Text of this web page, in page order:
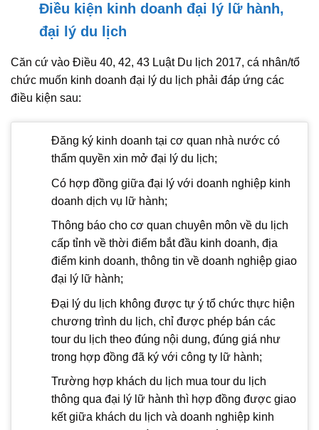
Điều kiện kinh doanh đại lý lữ hành,
đại lý du lịch
Căn cứ vào Điều 40, 42, 43 Luật Du lịch 2017, cá nhân/tổ
chức muốn kinh doanh đại lý du lịch phải đáp ứng các
điều kiện sau:
Đăng ký kinh doanh tại cơ quan nhà nước có
thẩm quyền xin mở đại lý du lịch;
Có hợp đồng giữa đại lý với doanh nghiệp kinh
doanh dịch vụ lữ hành;
Thông báo cho cơ quan chuyên môn về du lịch
cấp tỉnh về thời điểm bắt đầu kinh doanh, địa
điểm kinh doanh, thông tin về doanh nghiệp giao
đại lý lữ hành;
Đại lý du lịch không được tự ý tổ chức thực hiện
chương trình du lịch, chỉ được phép bán các
tour du lịch theo đúng nội dung, đúng giá như
trong hợp đồng đã ký với công ty lữ hành;
Trường hợp khách du lịch mua tour du lịch
thông qua đại lý lữ hành thì hợp đồng được giao
kết giữa khách du lịch và doanh nghiệp kinh